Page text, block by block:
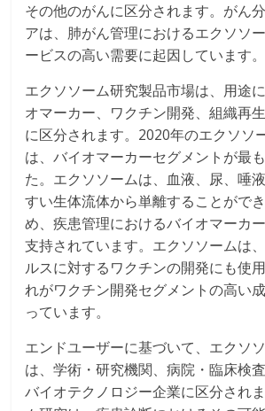
その他のがんに区分されます。がん
アは、肺がん管理におけるエクソソ
ービスの高い需要に起因しています。
エクソソーム研究製品市場は、用途
オマーカー、ワクチン開発、組織再
に区分されます。2020年のエクソソ
は、バイオマーカーセグメントが最
た。エクソソームは、血液、尿、唾
すい生体流体から単離することがで
め、疾患管理におけるバイオマーカ
支持されています。エクソソームは
ルスに対するワクチンの開発にも使
れがワクチン開発セグメントの高い
っています。
エンドユーザーに基づいて、エクソ
は、学術・研究機関、病院・臨床検
バイオテクノロジー企業に区分され